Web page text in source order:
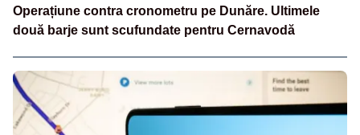
Operațiune contra cronometru pe Dunăre. Ultimele
două barje sunt scufundate pentru Cernavodă